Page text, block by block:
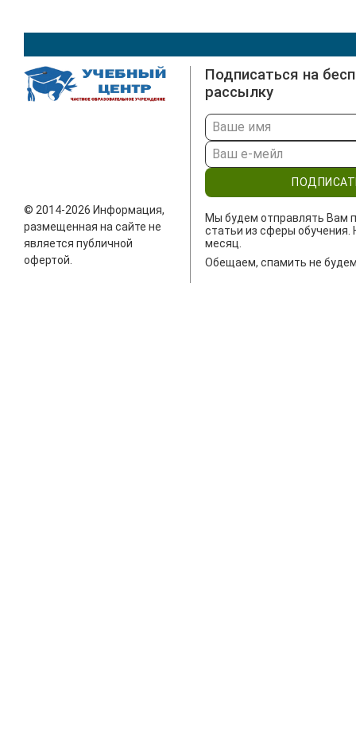
© 2014-2026 Информация,
размещенная на сайте не
является публичной
офертой.
Подписаться на
рассылку
Мы будем отправлять Вам
статьи из сферы обучения.
месяц.
Обещаем, спамить не